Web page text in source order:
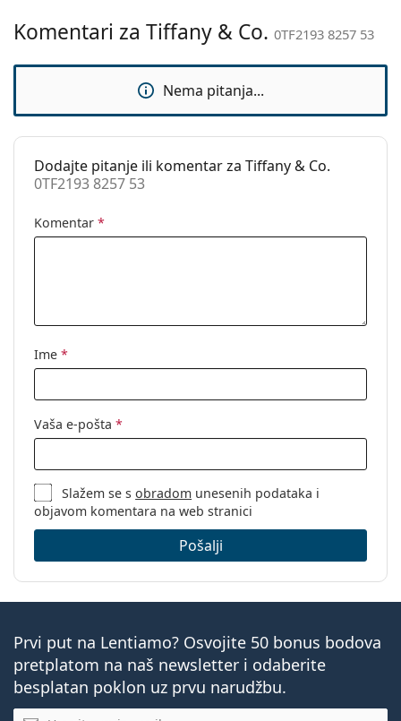
Prilagodljivi
Ne
Krpa za
čišćenje:
Da
Ostalo
Spol:
Kategorija:
Dioptrijske naočale
Komentari za Tiffany & Co. 0TF2193 8257 53
Nema pitanja...
Dodajte pitanje ili komentar za Tiffany & Co.
0TF2193 8257 53
Komentar *
Ime *
Vaša e-pošta *
Slažem se sobradom unesenih podataka i
objavom komentara na web stranici
Pošalji
Prvi put na Lentiamo? Osvojite 50 bonus bodova
pretplatom na naš newsletter i odaberite
besplatan poklon uz prvu narudžbu.